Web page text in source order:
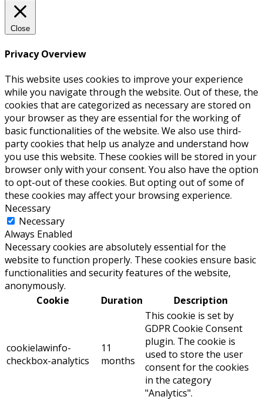
Close
Privacy Overview
This website uses cookies to improve your experience
while you navigate through the website. Out of these, the
cookies that are categorized as necessary are stored on
your browser as they are essential for the working of
basic functionalities of the website. We also use third-
party cookies that help us analyze and understand how
you use this website. These cookies will be stored in your
browser only with your consent. You also have the option
to opt-out of these cookies. But opting out of some of
these cookies may affect your browsing experience.
Necessary
Necessary
Always Enabled
Necessary cookies are absolutely essential for the
website to function properly. These cookies ensure basic
functionalities and security features of the website,
anonymously.
Cookie
Duration Description
cookielawinfo-
checkbox-analytics
11
months
This cookie is set by
GDPR Cookie Consent
plugin. The cookie is
used to store the user
consent for the cookies
in the category
"Analytics".